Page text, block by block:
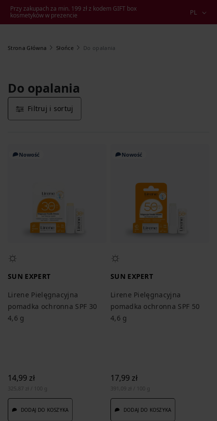
Przy zakupach za min. 199 zł z kodem GIFT box
kosmetyków w prezencie
PL
Strona Główna Słońce Do opalania
Do opalania
Filtruj i sortuj
Nowość
SUN EXPERT
Lirene Pielęgnacyjna
pomadka ochronna SPF 30
4,6 g
14,99 zł
325,87 zł / 100 g
DODAJ DO KOSZYKA
Nowość
SUN EXPERT
Lirene Pielęgnacyjna
pomadka ochronna SPF 50
4,6 g
17,99 zł
391,09 zł / 100 g
DODAJ DO KOSZYKA